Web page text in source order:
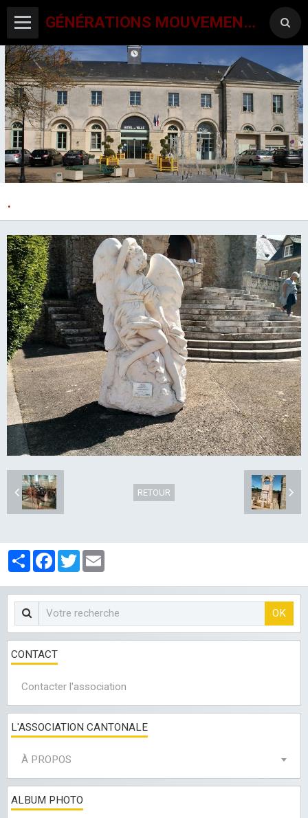
GÉNÉRATIONS MOUVEMENT INTERCLUBS CHAMPAGNE CONLINOISE
CANTON-ACTIVITES
SORTIES SEJOURS
AGENDA PAR ACTIVITE
LES CLUBS
.
RETOUR
PartagerFacebook
Twitter
OK
CONTACT
Contacter l'association
L'ASSOCIATION CANTONALE
À PROPOS
ALBUM PHOTO